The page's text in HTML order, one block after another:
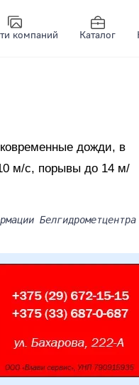
компаний Каталог
дожди, в
м/с, порывы до 14 м/
Белгидрометцентра